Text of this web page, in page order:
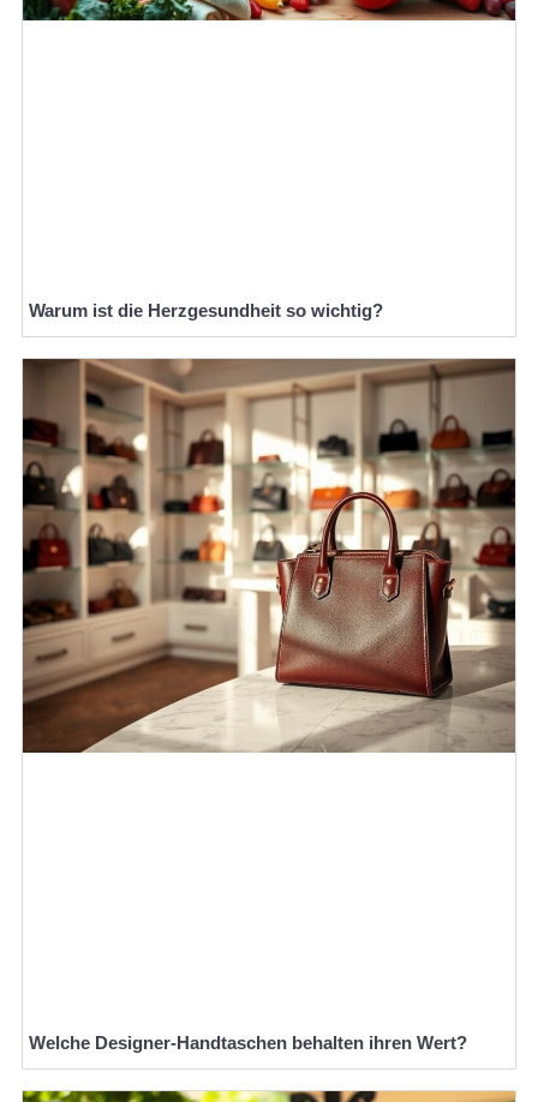
Warum ist die Herzgesundheit so wichtig?
Welche Designer-Handtaschen behalten ihren Wert?